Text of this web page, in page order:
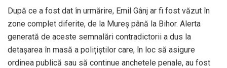
După ce a fost dat în urmărire, Emil Gânj ar fi fost văzut în
zone complet diferite, de la Mureș până la Bihor. Alerta
generată de aceste semnalări contradictorii a dus la
detașarea în masă a polițiștilor care, în loc să asigure
ordinea publică sau să continue anchetele penale, au fost